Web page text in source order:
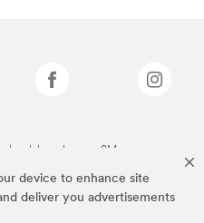
device to enhance site
deliver you advertisements
handelsmerken van 3M.we